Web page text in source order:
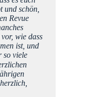
und schön,
Revue
wie dass
ist, und
so viele